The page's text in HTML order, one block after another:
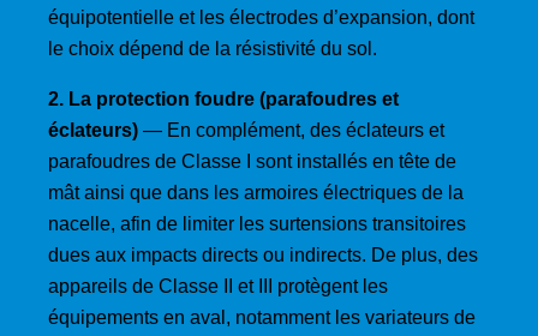
équipotentielle et les électrodes d’expansion, dont
le choix dépend de la résistivité du sol.
2. La protection foudre (parafoudres et
éclateurs) — En complément, des éclateurs et
parafoudres de Classe I sont installés en tête de
mât ainsi que dans les armoires électriques de la
nacelle, afin de limiter les surtensions transitoires
dues aux impacts directs ou indirects. De plus, des
appareils de Classe II et III protègent les
équipements en aval, notamment les variateurs de